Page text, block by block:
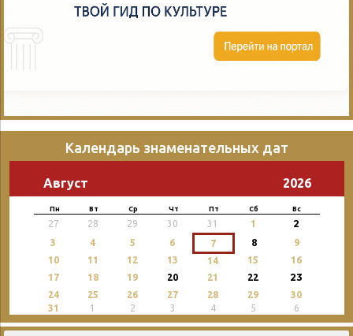
Календарь знаменательных дат
Август 2026
Пн Вт Ср Чт Пт Сб Вс
27 28 29 30 31 1 2
3 4 5 6 7 8
9
10
11 12 13 14 15
16
17
18 19 20 21 22 23
24 25 26 27 28 29
30
31
1 2 3 4 5 6